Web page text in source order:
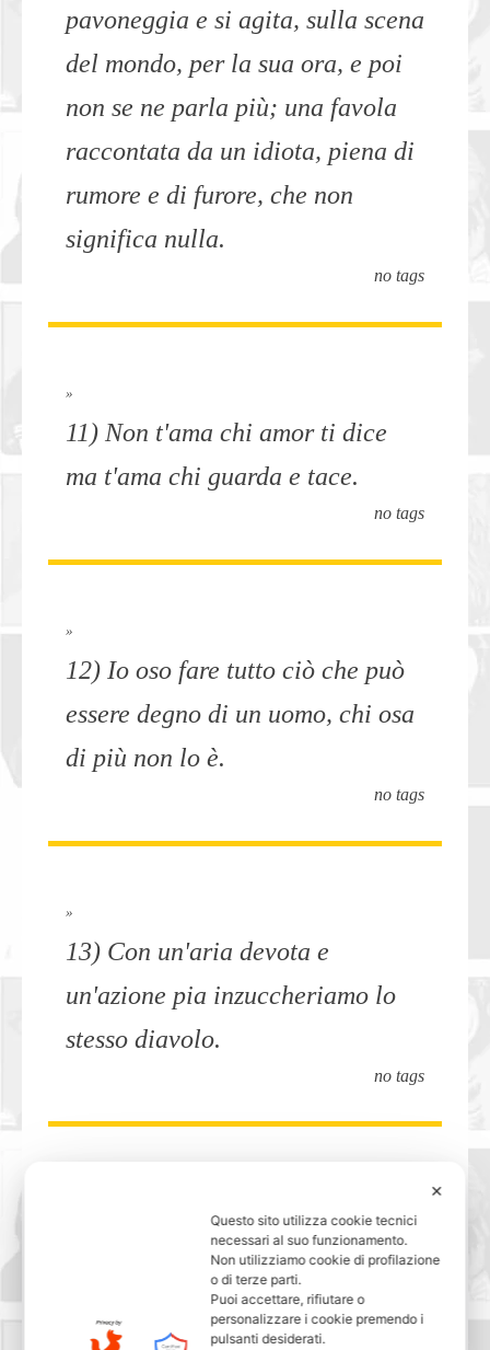
pavoneggia e si agita, sulla scena
del mondo, per la sua ora, e poi
non se ne parla più; una favola
raccontata da un idiota, piena di
rumore e di furore, che non
significa nulla.
no tags
»
11) Non t'ama chi amor ti dice
ma t'ama chi guarda e tace.
no tags
»
12) Io oso fare tutto ciò che può
essere degno di un uomo, chi osa
di più non lo è.
no tags
»
13) Con un'aria devota e
un'azione pia inzuccheriamo lo
stesso diavolo.
no tags
14) Gioventù che al paese vuol
restare, paesana nell'anima
rimane.
✕
Questo sito utilizza cookie tecnici
necessari al suo funzionamento.
Non utilizziamo cookie di profilazione
o di terze parti.
Puoi accettare, rifiutare o
personalizzare i cookie premendo i
pulsanti desiderati.